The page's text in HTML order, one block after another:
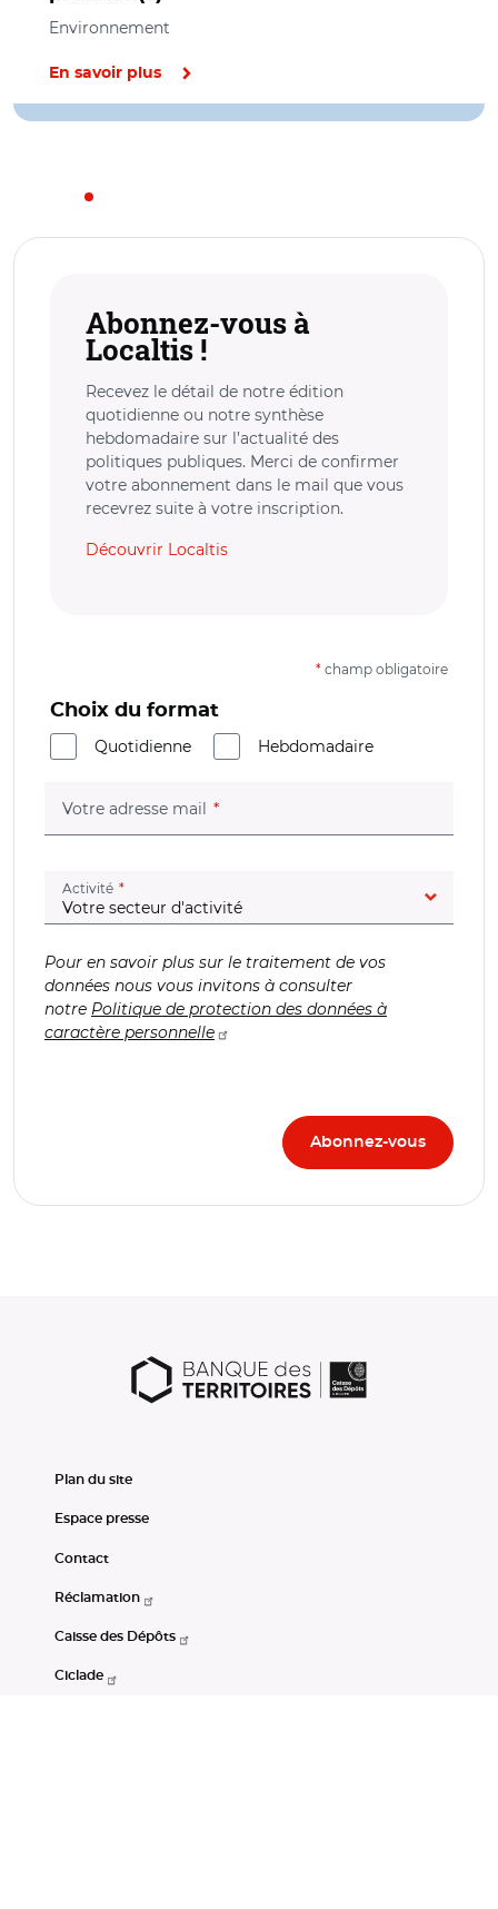
Environnement
En savoir plus
Abonnez-vous à
Localtis !
Recevez le détail de notre édition
quotidienne ou notre synthèse
hebdomadaire sur l’actualité des
politiques publiques. Merci de confirmer
votre abonnement dans le mail que vous
recevrez suite à votre inscription.
Découvrir Localtis
* champ obligatoire
Choix du format
Quotidienne
Hebdomadaire
Votre adresse mail (champ obligatoire)
Activité (champ obligatoire)
Pour en savoir plus sur le traitement de vos
données nous vous invitons à consulter
notre Politique de protection des données à
caractère personnelle
Plan du site
Espace presse
Contact
Réclamation
Caisse des Dépôts
Ciclade